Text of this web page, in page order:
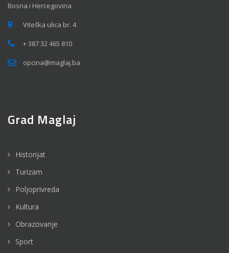
Bosna i Hercegovina
Viteška ulica br. 4
+ 387 32 465 810
opcina@maglaj.ba
Grad Maglaj
Historijat
Turizam
Poljoprivreda
Kultura
Obrazovanje
Sport